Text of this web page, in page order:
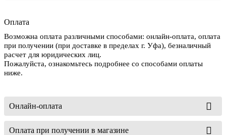
Оплата
Возможна оплата различными способами: онлайн-оплата, оплата
при получении (при доставке в пределах г. Уфа), безналичный
расчет для юридических лиц.
Пожалуйста, ознакомьтесь подробнее со способами оплаты
ниже.
Онлайн-оплата
Оплата при получении в магазине